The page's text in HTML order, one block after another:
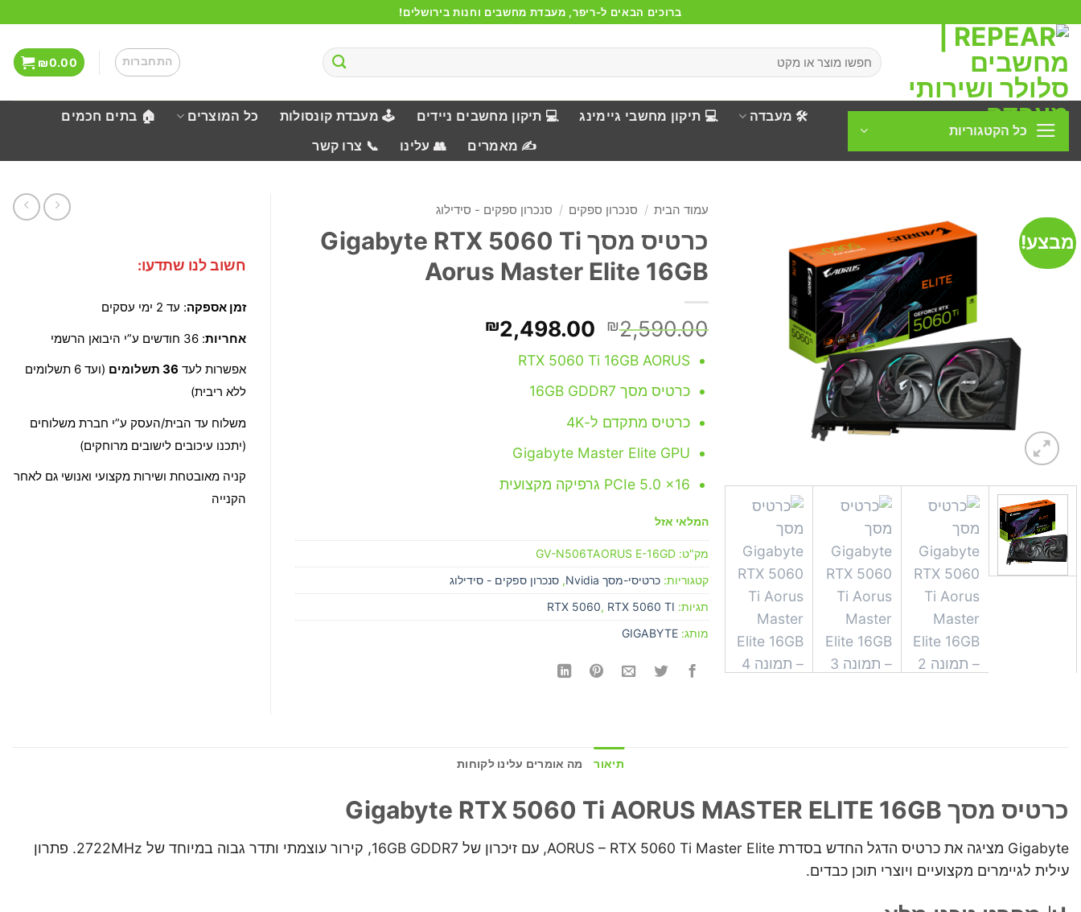
to
content
ברוכים הבאים ל-ריפר, מעבדת מחשבים וחנות בירושלים!
חיפוש
עבור:
התחברות ₪0.00
כל הקטגוריות
🛠️ מעבדה 💻 תיקון מחשבי גיימינג 💻 תיקון מחשבים ניידים 🕹️ מעבדת קונסולות כל המוצרים
🏠 בתים חכמים
✍️ מאמרים
👥 עלינו 📞 צרו קשר
מבצע!
עמוד הבית / סנכרון ספקים / סנכרון ספקים - סידילוג
כרטיס מסך Gigabyte RTX 5060 Ti
Aorus Master Elite 16GB
₪2,590.00
המחיר
המקורי
היה:
₪2,590.00.
₪2,498.00 המחיר
RTX 5060 Ti 16GB AORUS
כרטיס מסך 16GB GDDR7
כרטיס מתקדם ל-4K
Gigabyte Master Elite GPU
PCIe 5.0 x16 גרפיקה מקצועית
המלאי אזל
מק"ט: GV-N506TAORUS E-16GD
קטגוריות: כרטיסי-מסך Nvidia , סנכרון ספקים - סידילוג
תגיות:
RTX 5060, RTX 5060 TI
מותג: GIGABYTE
חשוב לנו שתדעו:
זמן אספקה: עד 2 ימי עסקים
אחריות: 36 חודשים ע”י היבואן הרשמי
אפשרות לעד 36 תשלומים
(ועד 6 תשלומים
ללא ריבית)
משלוח עד הבית/העסק ע”י חברת משלוחים
(יתכנו עיכובים לישובים מרוחקים)
קניה מאובטחת ושירות מקצועי ואנושי גם לאחר
הקנייה
תיאור מה אומרים עלינו לקוחות
כרטיס מסך Gigabyte RTX 5060 Ti AORUS MASTER ELITE 16GB
Gigabyte מציגה את כרטיס הדגל החדש בסדרת AORUS – RTX 5060 Ti Master Elite, עם זיכרון של 16GB GDDR7, קירור עוצמתי ותדר גבוה במיוחד של 2722MHz. פתרון
עילית לגיימרים מקצועיים ויוצרי תוכן כבדים.